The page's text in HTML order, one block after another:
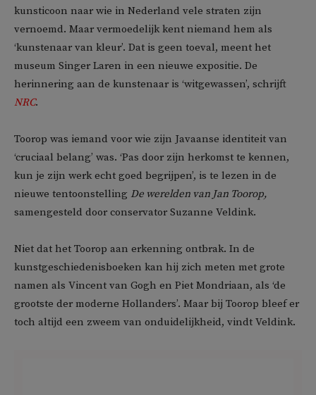
kunsticoon naar wie in Nederland vele straten zijn
vernoemd. Maar vermoedelijk kent niemand hem als
‘kunstenaar van kleur’. Dat is geen toeval, meent het
museum Singer Laren in een nieuwe expositie. De
herinnering aan de kunstenaar is ‘witgewassen’, schrijft
NRC.
Toorop was iemand voor wie zijn Javaanse identiteit van
‘cruciaal belang’ was. ‘Pas door zijn herkomst te kennen,
kun je zijn werk echt goed begrijpen’, is te lezen in de
nieuwe tentoonstelling De werelden van Jan Toorop,
samengesteld door conservator Suzanne Veldink.
Niet dat het Toorop aan erkenning ontbrak. In de
kunstgeschiedenisboeken kan hij zich meten met grote
namen als Vincent van Gogh en Piet Mondriaan, als ‘de
grootste der moderne Hollanders’. Maar bij Toorop bleef er
toch altijd een zweem van onduidelijkheid, vindt Veldink.